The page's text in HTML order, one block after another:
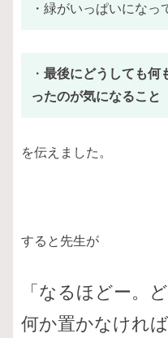
・緑がいっぱいになっ
・ 最後にどうしても何
ったのが気になること
を伝えました。
すると先生が
「なるほどー。
何か置かなけれ